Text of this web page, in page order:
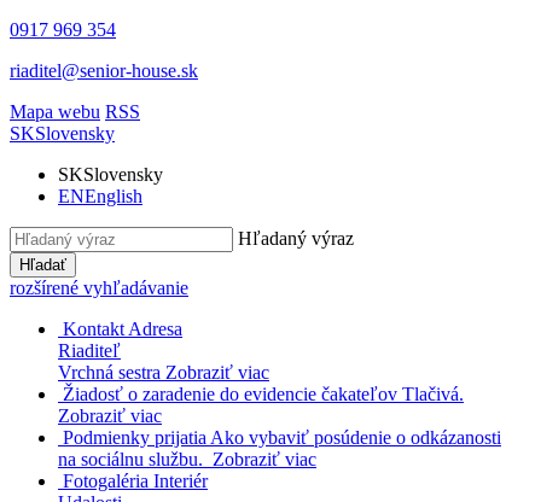
0917 969 354
riaditel@senior-house.sk
Mapa webu RSS
SKSlovensky
SKSlovensky
ENEnglish
Hľadaný výraz
Hľadať
rozšírené vyhľadávanie
Kontakt Adresa
Riaditeľ
Vrchná sestra Zobraziť viac
Žiadosť o zaradenie do evidencie čakateľov Tlačivá.
Zobraziť viac
Podmienky prijatia Ako vybaviť posúdenie o odkázanosti
na sociálnu službu. Zobraziť viac
Fotogaléria Interiér